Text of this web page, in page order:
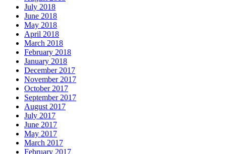
July 2018
June 2018
May 2018
April 2018
March 2018
February 2018
January 2018
December 2017
November 2017
October 2017
September 2017
August 2017
July 2017
June 2017
May 2017
March 2017
February 2017